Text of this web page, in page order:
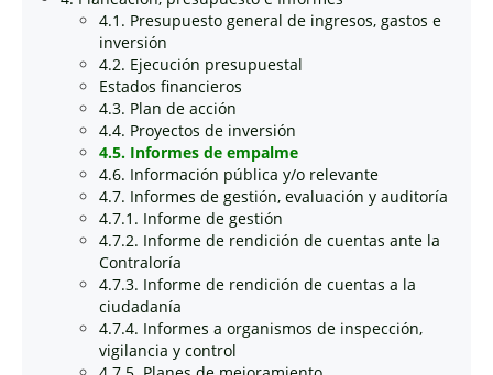
4.1. Presupuesto general de ingresos, gastos e
inversión
4.2. Ejecución presupuestal
Estados financieros
4.3. Plan de acción
4.4. Proyectos de inversión
4.5. Informes de empalme
4.6. Información pública y/o relevante
4.7. Informes de gestión, evaluación y auditoría
4.7.1. Informe de gestión
4.7.2. Informe de rendición de cuentas ante la
Contraloría
4.7.3. Informe de rendición de cuentas a la
ciudadanía
4.7.4. Informes a organismos de inspección,
vigilancia y control